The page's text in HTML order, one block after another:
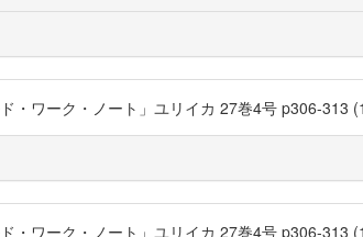
・ワーク・ノート」ユリイカ 27巻4号 p306-
・ワーク・ノート」ユリイカ 27巻4号 p306-